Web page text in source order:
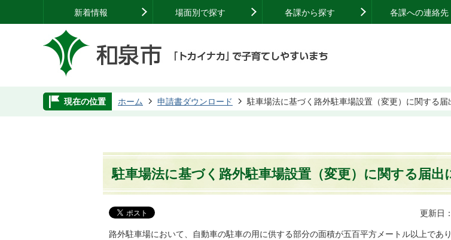
新着情報 場面別で探す 各課から探す 各課への連絡先
現在の位置 ホーム 申請書ダウンロード 駐車場法に基づく路外駐車場設置（変更）に関する届
駐車場法に基づく路外駐車場設置（変更）に関する届出
更新日
路外駐車場において、自動車の駐車の用に供する部分の面積が五百平方メートル以上であ